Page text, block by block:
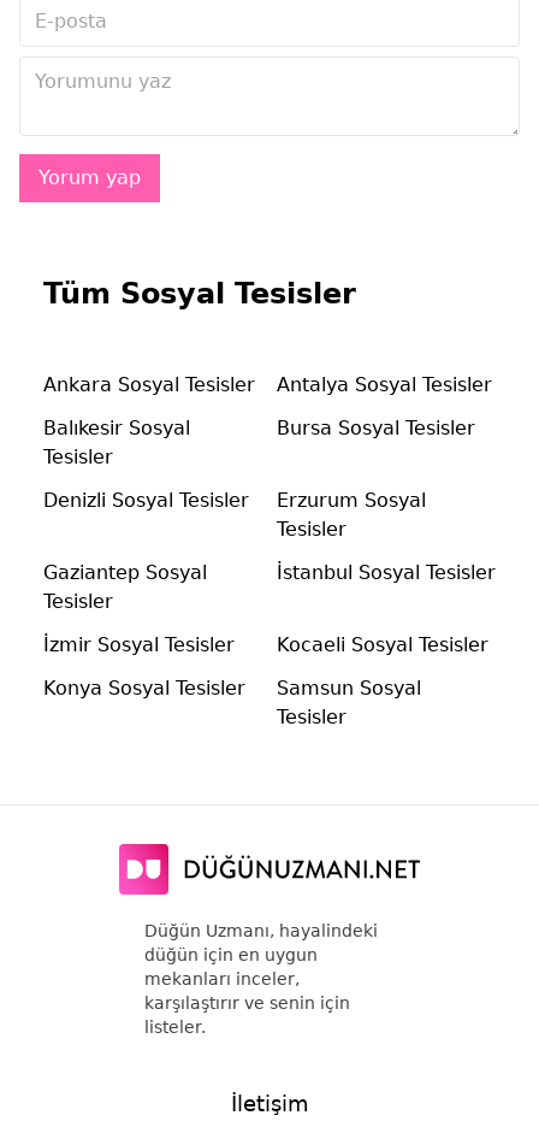
Tüm Sosyal Tesisler
Ankara Sosyal Tesisler
Antalya Sosyal Tesisler
Balıkesir Sosyal
Tesisler
Bursa Sosyal Tesisler
Denizli Sosyal Tesisler
Erzurum Sosyal
Tesisler
Gaziantep Sosyal
Tesisler
İstanbul Sosyal Tesisler
İzmir Sosyal Tesisler
Kocaeli Sosyal Tesisler
Konya Sosyal Tesisler
Samsun Sosyal
Tesisler
Düğün Uzmanı, hayalindeki
düğün için en uygun
mekanları inceler,
karşılaştırır ve senin için
listeler.
İletişim